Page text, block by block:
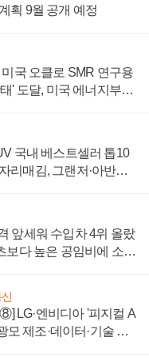
획 9월 공개 예정
국 오클로 SMR 연구용
' 도달, 미국 에너지부
국내 베스트셀러 톱10
리매김, 그랜저·아반떼
앞세워 수입차 4위 올랐
보다 높은 공임비에 소비
LG·엔비디아 '피지컬 A
모 제조·데이터·기술 결